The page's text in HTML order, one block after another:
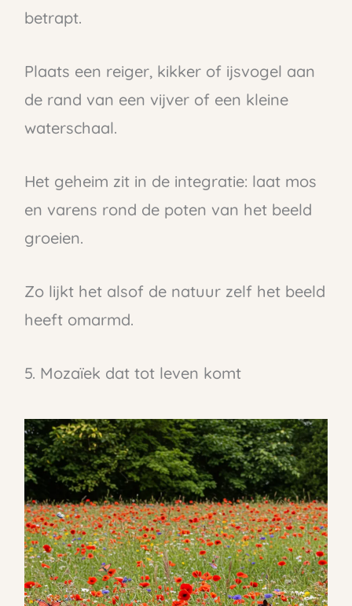
betrapt.
Plaats een reiger, kikker of ijsvogel aan
de rand van een vijver of een kleine
waterschaal.
Het geheim zit in de integratie: laat mos
en varens rond de poten van het beeld
groeien.
Zo lijkt het alsof de natuur zelf het beeld
heeft omarmd.
5. Mozaïek dat tot leven komt